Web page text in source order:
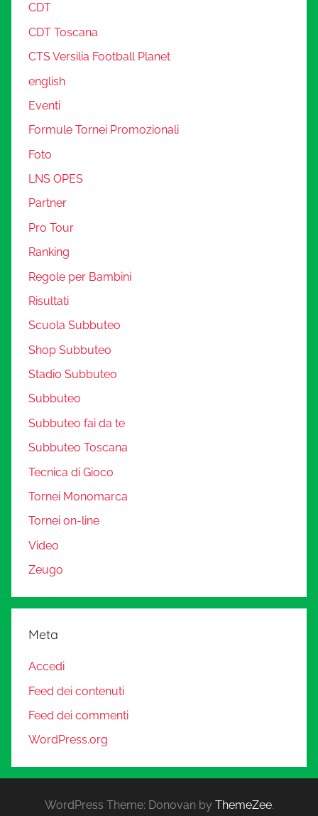
CDT
CDT Toscana
CTS Versilia Football Planet
english
Eventi
Formule Tornei Promozionali
Foto
LNS OPES
Partner
Pro Tour
Ranking
Regole per Bambini
Risultati
Scuola Subbuteo
Shop Subbuteo
Stadio Subbuteo
Subbuteo
Subbuteo fai da te
Subbuteo Toscana
Tecnica di Gioco
Tornei Monomarca
Tornei on-line
Video
Zeugo
Meta
Accedi
Feed dei contenuti
Feed dei commenti
WordPress.org
WordPress Theme: Donovan by ThemeZee.